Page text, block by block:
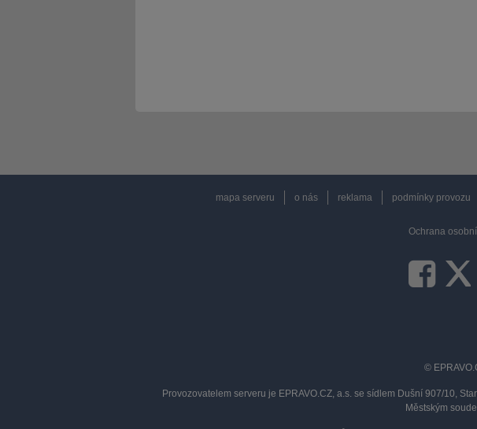
mapa serveru o nás reklama podmínky provozu
Ochrana
©
Provozovatelem serveru je EPRAVO.CZ, a.s. se sídlem Dušní 907/10,
Městským